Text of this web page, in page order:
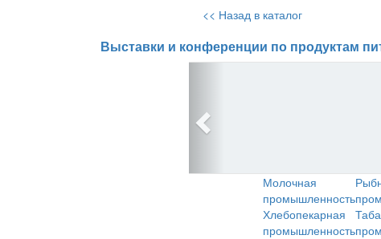
<< Назад в каталог
Выставки и конференции по продуктам
Молочная
промышленность
Хлебопекарная
промышленность